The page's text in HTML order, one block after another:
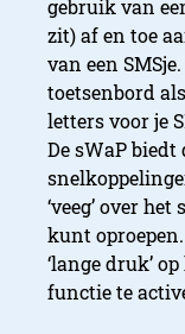
gebruik van
zit) af en toe
van een
toetsenbord
letters voor je
De sWaP
‘veeg’ over
kunt
‘lange druk’
functie te